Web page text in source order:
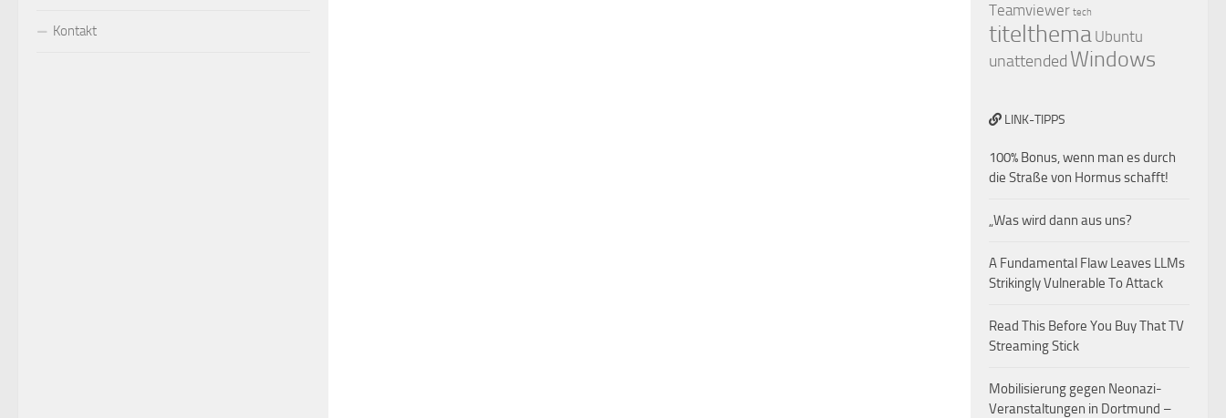
Kontakt
Teamviewer tech
titelthema Ubuntu
unattended Windows
LINK-TIPPS
100% Bonus, wenn man es durch
die Straße von Hormus schafft!
„Was wird dann aus uns?
A Fundamental Flaw Leaves LLMs
Strikingly Vulnerable To Attack
Read This Before You Buy That TV
Streaming Stick
Mobilisierung gegen Neonazi-
Veranstaltungen in Dortmund –